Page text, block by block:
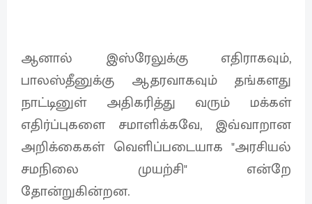
ஆனால் இஸ்ரேலுக்கு எதிராகவும்,
பாலஸ்தீனுக்கு ஆதரவாகவும் தங்களது
நாட்டினுள் அதிகரித்து வரும் மக்கள்
எதிர்ப்புகளை சமாளிக்கவே, இவ்வாறான
அறிக்கைகள் வெளிப்படையாக "அரசியல்
சமநிலை முயற்சி" என்றே
தோன்றுகின்றன.